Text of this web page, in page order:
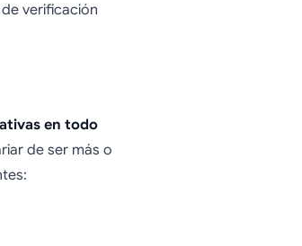
verificación
en todo
de ser más o